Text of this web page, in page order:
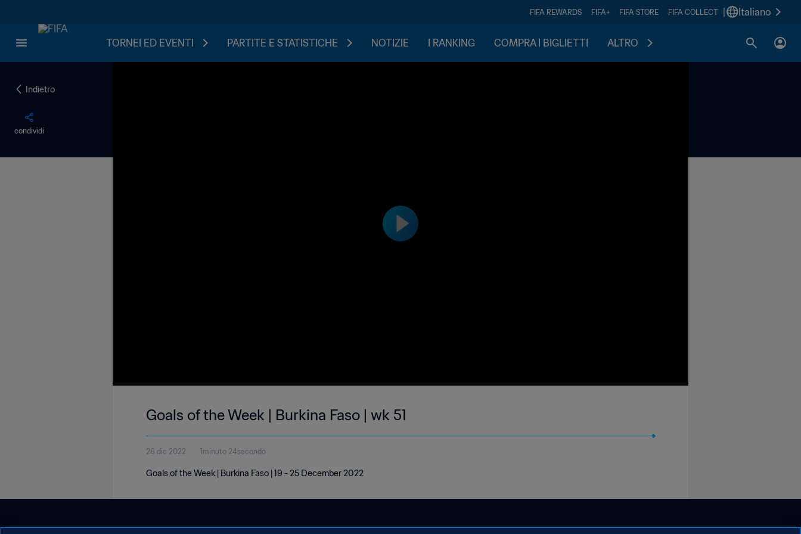
FIFA REWARDS FIFA+ FIFA STORE FIFA COLLECT Italiano
TORNEI ED EVENTI PARTITE E STATISTICHE NOTIZIE I RANKING COMPRA I BIGLIETTI ALTRO
Indietro
condividi
Goals of the Week | Burkina Faso | wk 51
26 dic 2022 1minuto 24secondo
Goals of the Week | Burkina Faso | 19 - 25 December 2022